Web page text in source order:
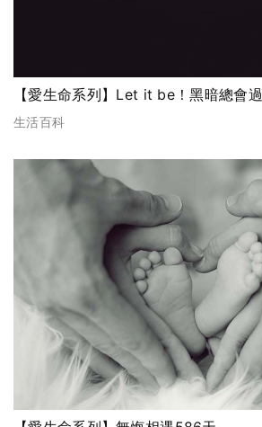
【愛生命系列】Let it be！黑暗總會過
生活百科